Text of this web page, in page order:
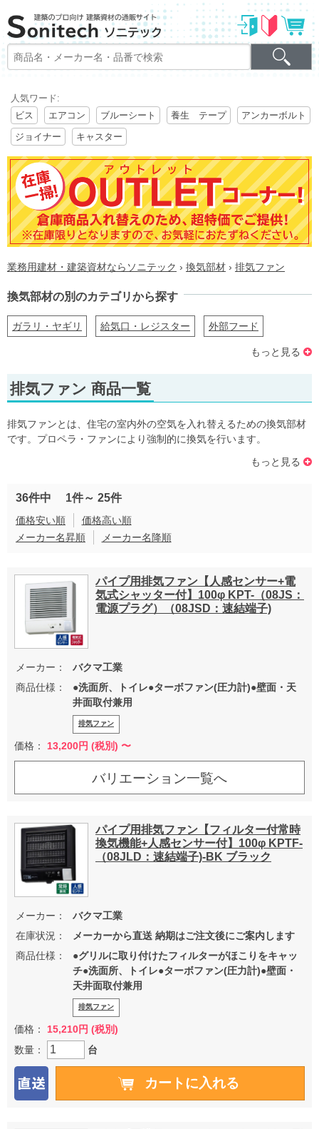
人気ワード:
ビス
エアコン ブルーシート 養生 テープ
アンカーボルト
ジョイナー
キャスター
業務用建材・建築資材ならソニテック › 換気部材 › 排気ファン
換気部材の別のカテゴリから探す
ガラリ・ヤギリ 給気口・レジスター 外部フード
クーラーキャップ 屋内換気部材
もっと見る
排気ファン 商品一覧
排気ファンとは、住宅の室内外の空気を入れ替えるための換気部材
です。プロペラ・ファンにより強制的に換気を行います。
室・和室などの居室に用いる24時間換気タイプなどの種類がありま
もっと見る
36件中 1件～ 25件
価格安い順
価格高い順
メーカー名昇順
メーカー名降順
パイプ用排気ファン【人感センサー+電
気式シャッター付】100φ KPT-（08JS：
電源プラグ）（08JSD：速結端子)
メーカー：
バクマ工業
商品仕様：
●洗面所、トイレ●ターボファン(圧力計)●壁面・天
井面取付兼用
排気ファン
価格： 13,200円 (税別) 〜
バリエーション一覧へ
パイプ用排気ファン【フィルター付常時
換気機能+人感センサー付】100φ KPTF-
（08JLD：速結端子)-BK ブラック
メーカー：
バクマ工業
在庫状況：
メーカーから直送 納期はご注文後にご案内します
商品仕様：
●グリルに取り付けたフィルターがほこりをキャッ
チ●洗面所、トイレ●ターボファン(圧力計)●壁面・
天井面取付兼用
排気ファン
価格： 15,210円 (税別)
数量：
台